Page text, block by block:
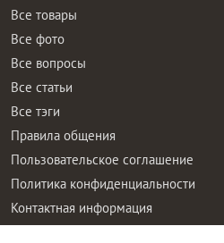
Все товары
Все фото
Все вопросы
Все статьи
Все тэги
Правила общения
Пользовательское соглашение
Политика конфиденциальности
Контактная информация